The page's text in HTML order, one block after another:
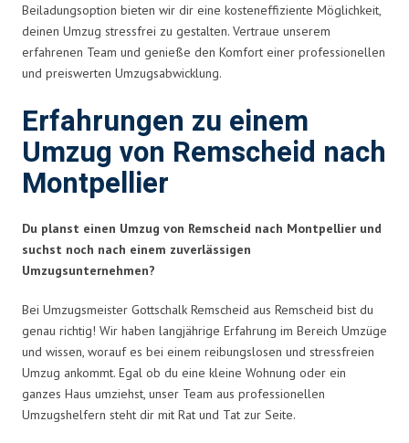
Beiladungsoption bieten wir dir eine kosteneffiziente Möglichkeit,
deinen Umzug stressfrei zu gestalten. Vertraue unserem
erfahrenen Team und genieße den Komfort einer professionellen
und preiswerten Umzugsabwicklung.
Erfahrungen zu einem
Umzug von Remscheid nach
Montpellier
Du planst einen Umzug von Remscheid nach Montpellier und
suchst noch nach einem zuverlässigen
Umzugsunternehmen?
Bei Umzugsmeister Gottschalk Remscheid aus Remscheid bist du
genau richtig! Wir haben langjährige Erfahrung im Bereich Umzüge
und wissen, worauf es bei einem reibungslosen und stressfreien
Umzug ankommt. Egal ob du eine kleine Wohnung oder ein
ganzes Haus umziehst, unser Team aus professionellen
Umzugshelfern steht dir mit Rat und Tat zur Seite.